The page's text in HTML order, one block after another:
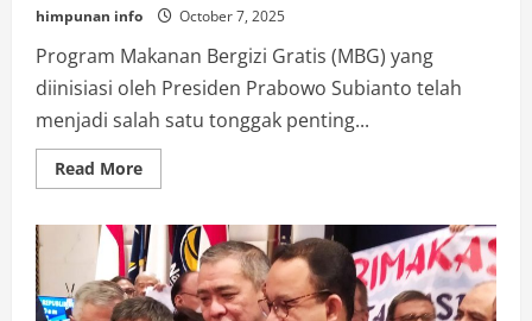
himpunan info October 7, 2025
Program Makanan Bergizi Gratis (MBG) yang
diinisiasi oleh Presiden Prabowo Subianto telah
menjadi salah satu tonggak penting...
Read MoreRead
more
Main-
Main
Dengan
MBG